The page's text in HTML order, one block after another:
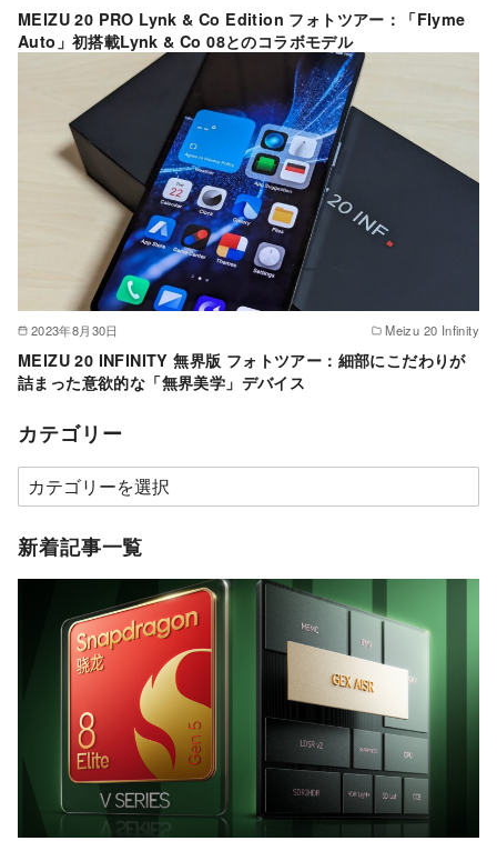
MEIZU 20 PRO Lynk & Co Edition フォトツアー：「Flyme
Auto」初搭載Lynk & Co 08とのコラボモデル
2023年8月30日 Meizu 20 Infinity
MEIZU 20 INFINITY 無界版 フォトツアー：細部にこだわりが
詰まった意欲的な「無界美学」デバイス
カテゴリー
カ
テ
ゴ
新着記事一覧